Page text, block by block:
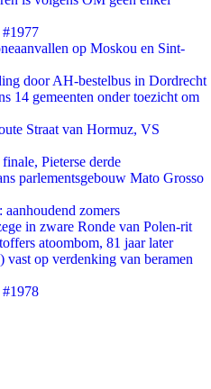
#1977
op Moskou en Sint-
door AH-bestelbus in Dordrecht
14 gemeenten onder toezicht om
Straat van Hormuz, VS
Pieterse derde
parlementsgebouw Mato Grosso
zomers
in zware Ronde van Polen-rit
atoombom, 81 jaar later
op verdenking van beramen
#1978